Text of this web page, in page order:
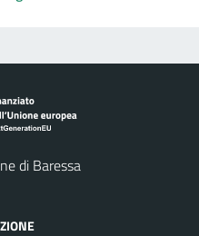
di Baressa